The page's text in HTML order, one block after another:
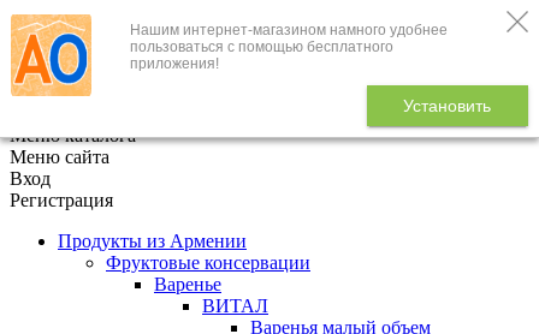
Нашим интернет-магазином намного удобнее
пользоваться с помощью бесплатного
приложения!
Установить
+7 (495) 646-888-1
В корзине
Меню каталога
Меню сайта
Вход
Регистрация
Продукты из Армении
Фруктовые консервации
Варенье
ВИТАЛ
Варенья малый объем